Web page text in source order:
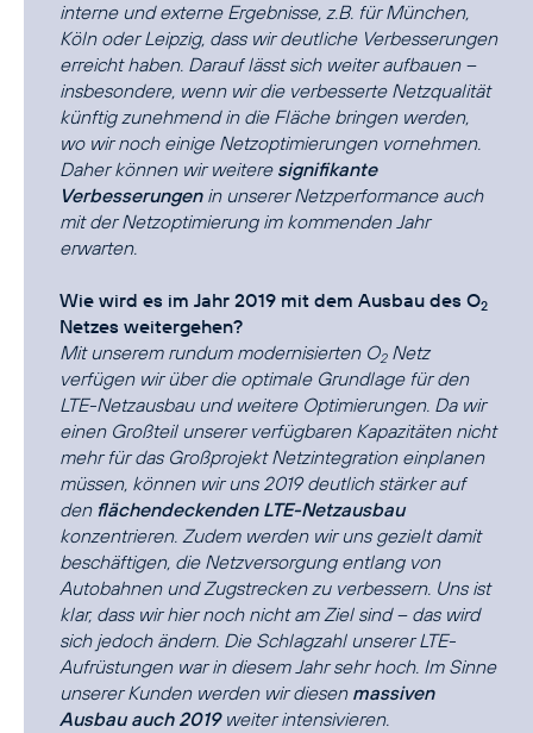
interne und externe Ergebnisse, z.B. für München,
Köln oder Leipzig, dass wir deutliche Verbesserungen
erreicht haben. Darauf lässt sich weiter aufbauen –
insbesondere, wenn wir die verbesserte Netzqualität
künftig zunehmend in die Fläche bringen werden,
wo wir noch einige Netzoptimierungen vornehmen.
Daher können wir weitere signifikante
Verbesserungenin unserer Netzperformance auch
mit der Netzoptimierung im kommenden Jahr
erwarten.
Wie wird es im Jahr 2019 mit dem Ausbau des O2
Netzes weitergehen?
Mit unserem rundum modernisierten O2Netz
verfügen wir über die optimale Grundlage für den
LTE-Netzausbau und weitere Optimierungen. Da wir
einen Großteil unserer verfügbaren Kapazitäten nicht
mehr für das Großprojekt Netzintegration einplanen
müssen, können wir uns 2019 deutlich stärker auf
den flächendeckenden LTE-Netzausbau
konzentrieren. Zudem werden wir uns gezielt damit
beschäftigen, die Netzversorgung entlang von
Autobahnen und Zugstrecken zu verbessern. Uns ist
klar, dass wir hier noch nicht am Ziel sind – das wird
sich jedoch ändern. Die Schlagzahl unserer LTE-
Aufrüstungen war in diesem Jahr sehr hoch. Im Sinne
unserer Kunden werden wir diesen massiven
Ausbau auch 2019weiter intensivieren.